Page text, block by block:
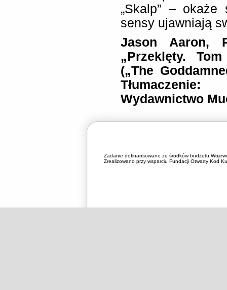
„Skalp” –
sensy ujawniają
Jason Aaron,
„Przeklęty.
(„The
Wydawnictwo
Zadanie dofinansowane ze środków budżetu
Zrealizowano przy wsparciu Fundacji Otwarty Kod